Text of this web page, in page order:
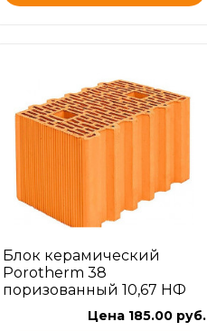
Блок керамический
Porotherm 38
поризованный 10,67 НФ
Цена 185.00 руб.